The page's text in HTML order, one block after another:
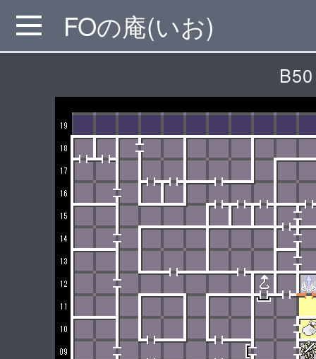
MENU FOの庵(いお)
B50